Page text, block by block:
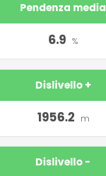
Pendenza media
6.9 %
Dislivello +
1956.2 m
Dislivello -